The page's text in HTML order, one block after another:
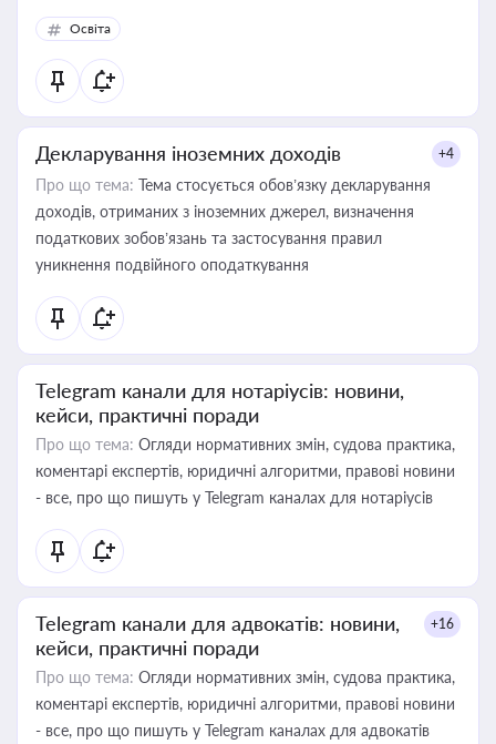
Освіта
Декларування іноземних доходів +4
Про що тема: Тема стосується обов’язку декларування
доходів, отриманих з іноземних джерел, визначення
податкових зобов’язань та застосування правил
уникнення подвійного оподаткування
Telegram канали для нотаріусів: новини,
кейси, практичні поради
Про що тема: Огляди нормативних змін, судова практика,
коментарі експертів, юридичні алгоритми, правові новини
- все, про що пишуть у Telegram каналах для нотаріусів
Telegram канали для адвокатів: новини,
кейси, практичні поради
+16
Про що тема: Огляди нормативних змін, судова практика,
коментарі експертів, юридичні алгоритми, правові новини
- все, про що пишуть у Telegram каналах для адвокатів